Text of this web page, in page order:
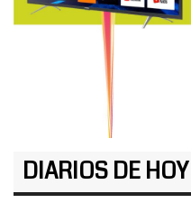
DIARIOS DE HOY